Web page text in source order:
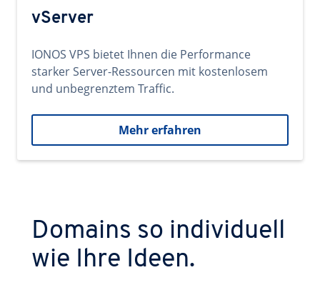
vServer
IONOS VPS bietet Ihnen die Performance
starker Server-Ressourcen mit kostenlosem
und unbegrenztem Traffic.
Mehr erfahren
Domains so individuell
wie Ihre Ideen.